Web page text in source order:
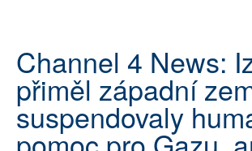
ARCHIV
ROZHOVORY
TÉMATA
Channel 4 News:
přiměl západní
suspendovaly